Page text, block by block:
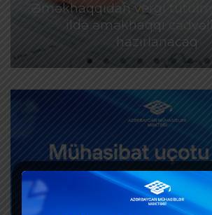
Əməkhaqqıdan vergi
ildə əməkhaqqı
hazırlanacaq